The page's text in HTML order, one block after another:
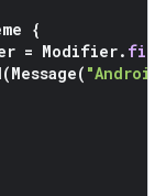
{
= Modifier.
(Message(